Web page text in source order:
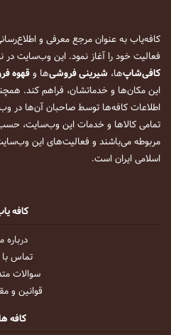
فعالیت خود را آغاز نمود. این وب‌سایت در
کافی‌شاپ‌ها، شیرینی فروشی‌ها وقهوه
این مکان‌ها و خدماتشان، فراهم کند.
اطلاعات کافه‌ها توسط صاحبان آن‌ها در
تمامی کالاها و خدمات این وب‌سایت، حسب
مربوطه می‌باشند و فعالیت‌های این
اسلامی ایران است.
کافه
درباره
تماس با
سوالات
قوانین و
کافه